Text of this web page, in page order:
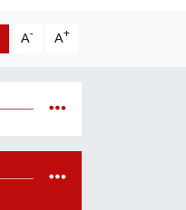
A- A+